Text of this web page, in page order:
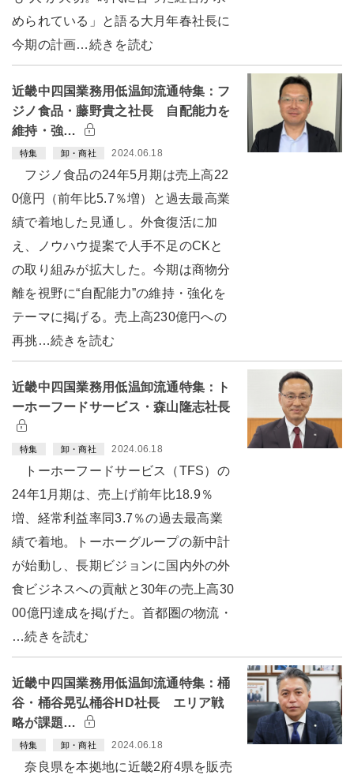
められている」と語る大月年春社長に
今期の計画…続きを読む
近畿中四国業務用低温卸流通特集：フ
ジノ食品・藤野貴之社長 自配能力を
維持・強…
特集 卸・商社 2024.06.18
フジノ食品の24年5月期は売上高22
0億円（前年比5.7％増）と過去最高業
績で着地した見通し。外食復活に加
え、ノウハウ提案で人手不足のCKと
の取り組みが拡大した。今期は商物分
離を視野に“自配能力”の維持・強化を
テーマに掲げる。売上高230億円への
再挑…続きを読む
近畿中四国業務用低温卸流通特集：ト
ーホーフードサービス・森山隆志社長
特集 卸・商社 2024.06.18
トーホーフードサービス（TFS）の
24年1月期は、売上げ前年比18.9％
増、経常利益率同3.7％の過去最高業
績で着地。トーホーグループの新中計
が始動し、長期ビジョンに国内外の外
食ビジネスへの貢献と30年の売上高30
00億円達成を掲げた。首都圏の物流・
…続きを読む
近畿中四国業務用低温卸流通特集：桶
谷・桶谷晃弘桶谷HD社長 エリア戦
略が課題…
特集 卸・商社 2024.06.18
奈良県を本拠地に近畿2府4県を販売